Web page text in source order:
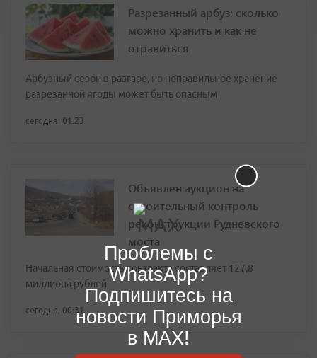
Разрезанный арбуз: сколько
можно хранить и как не
отравиться
Арбузный сезон в разгаре, но неправильное хранение
разрезанной ягоды может быть опасным
сегодня, 01:23
Объявлен аукцион на
строительный контроль
реконструкции Рудневского
моста
Начальная стоимость контракта составляет 127,8
миллиона рублей
сегодня, 00:31
Проблемы с
WhatsApp?
Подпишитесь на
новости Приморья
в MAX!